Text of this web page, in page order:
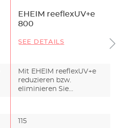
EHEIM reeflexUV+e
800
SEE DETAILS
Mit EHEIM reeflexUV+e
reduzieren bzw.
eliminieren Sie
115